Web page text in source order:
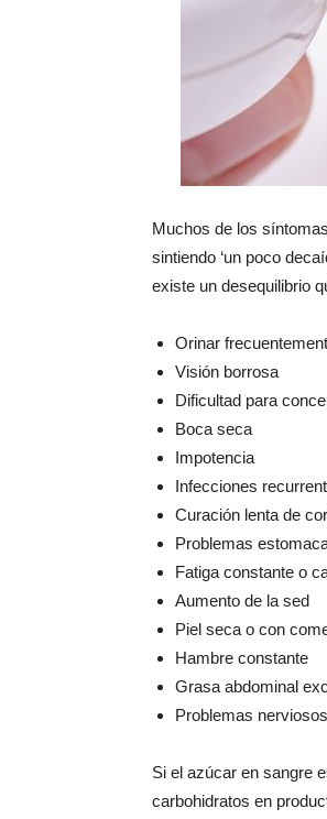
Muchos de los
sintiendo ‘un poco
existe un desequilibrio
Orinar
Visión borrosa
Dificultad para
Boca seca
Impotencia
Infecciones
Curación lenta de
Problemas
Fatiga constante o
Aumento de la sed
Piel seca o con
Hambre constante
Grasa abdominal
Problemas nerviosos
Si el azúcar en sangre
carbohidratos en